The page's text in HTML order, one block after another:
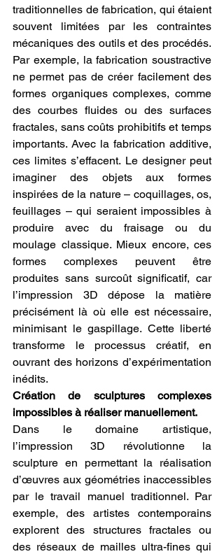
traditionnelles de fabrication, qui étaient
souvent limitées par les contraintes
mécaniques des outils et des procédés.
Par exemple, la fabrication soustractive
ne permet pas de créer facilement des
formes organiques complexes, comme
des courbes fluides ou des surfaces
fractales, sans coûts prohibitifs et temps
importants. Avec la fabrication additive,
ces limites s’effacent. Le designer peut
imaginer des objets aux formes
inspirées de la nature – coquillages, os,
feuillages – qui seraient impossibles à
produire avec du fraisage ou du
moulage classique. Mieux encore, ces
formes complexes peuvent être
produites sans surcoût significatif, car
l’impression 3D dépose la matière
précisément là où elle est nécessaire,
minimisant le gaspillage. Cette liberté
transforme le processus créatif, en
ouvrant des horizons d’expérimentation
inédits.
Création de sculptures complexes
impossibles à réaliser manuellement.
Dans le domaine artistique,
l’impression 3D révolutionne la
sculpture en permettant la réalisation
d’œuvres aux géométries inaccessibles
par le travail manuel traditionnel. Par
exemple, des artistes contemporains
explorent des structures fractales ou
des réseaux de mailles ultra-fines qui